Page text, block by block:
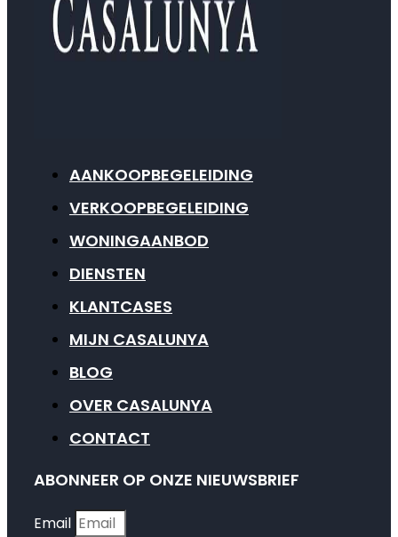
AANKOOPBEGELEIDING
VERKOOPBEGELEIDING
WONINGAANBOD
DIENSTEN
KLANTCASES
MIJN CASALUNYA
BLOG
OVER CASALUNYA
CONTACT
ABONNEER OP ONZE NIEUWSBRIEF
Email